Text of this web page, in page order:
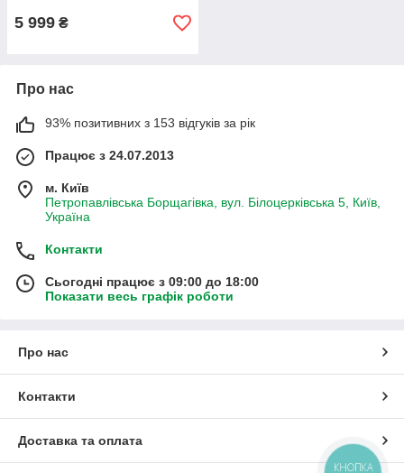
5 999 ₴
Про нас
93% позитивних з 153 відгуків за рік
Працює з 24.07.2013
м. Київ
Петропавлівська Борщагівка, вул. Білоцерківська 5, Київ,
Україна
Контакти
Сьогодні працює з 09:00 до 18:00
Показати весь графік роботи
Про нас
Контакти
Доставка та оплата
КНОПКА